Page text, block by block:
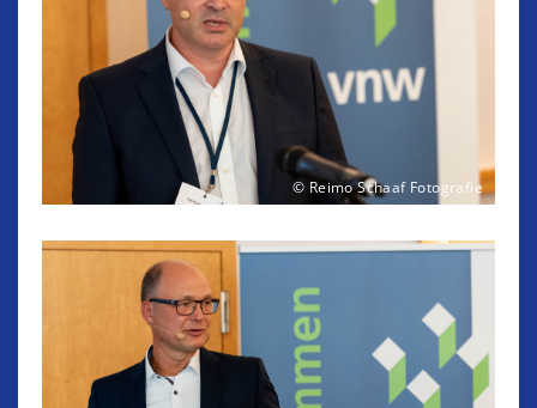
© Reimo Schaaf Fotografie